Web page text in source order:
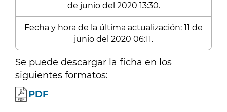
de junio del 2020 13:30.
Fecha y hora de la última actualización: 11 de
junio del 2020 06:11.
Se puede descargar la ficha en los
siguientes formatos:
PDF